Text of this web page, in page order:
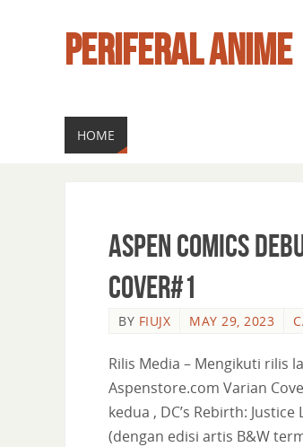
PERIFERAL ANIME
HOME
Aspen Comics
Cover#1
BY FIUJX MAY 29, 2023
Rilis Media – Mengikuti rilis
Aspenstore.com Varian
kedua , DC’s Rebirth:
(dengan edisi artis B&W